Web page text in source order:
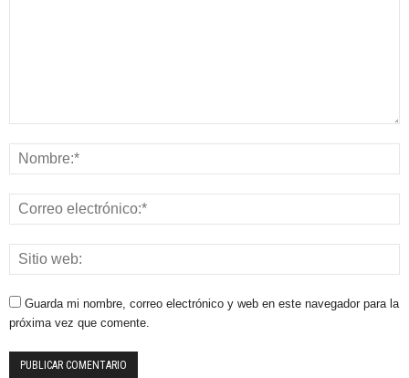
Guarda mi nombre, correo electrónico y web en este navegador para la
próxima vez que comente.